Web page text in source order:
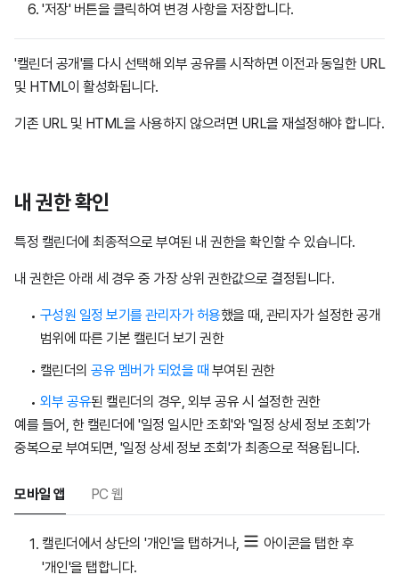
'저장' 버튼을 클릭하여 변경 사항을 저장합니다.
'캘린더 공개'를 다시 선택해 외부 공유를 시작하면 이전과 동일한 URL
및 HTML이 활성화됩니다.
기존 URL 및 HTML을 사용하지 않으려면 URL을 재설정해야 합니다.
내 권한 확인
특정 캘린더에 최종적으로 부여된 내 권한을 확인할 수 있습니다.
내 권한은 아래 세 경우 중 가장 상위 권한값으로 결정됩니다.
구성원 일정 보기를 관리자가 허용했을 때, 관리자가 설정한 공개
범위에 따른 기본 캘린더 보기 권한
캘린더의공유 멤버가 되었을 때 부여된 권한
외부 공유된 캘린더의 경우, 외부 공유 시 설정한 권한
예를 들어, 한 캘린더에 '일정 일시만 조회'와 '일정 상세 정보 조회'가
중복으로 부여되면, '일정 상세 정보 조회'가 최종으로 적용됩니다.
모바일 앱 PC 웹
캘린더에서 상단의 '개인'을 탭하거나,
아이콘을 탭한 후
'개인'을 탭합니다.